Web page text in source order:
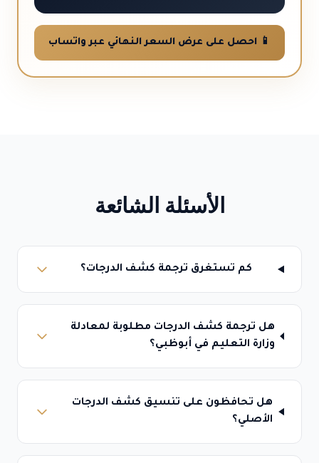
📱 احصل على عرض السعر النهائي عبر واتساب
الأسئلة الشائعة
كم تستغرق ترجمة كشف الدرجات؟
هل ترجمة كشف الدرجات مطلوبة لمعادلة
وزارة التعليم في أبوظبي؟
هل تحافظون على تنسيق كشف الدرجات
الأصلي؟